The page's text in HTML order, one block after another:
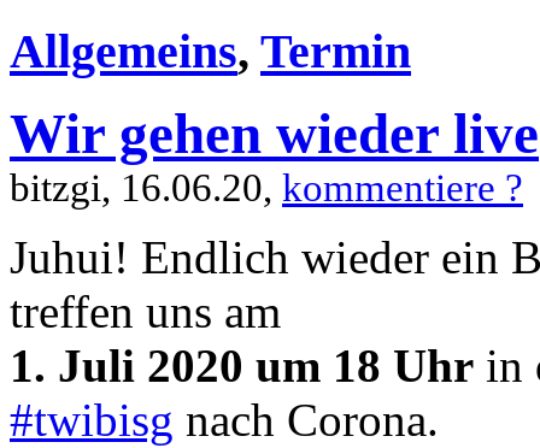
Allgemeins, Termin
Wir gehen wieder live
bitzgi, 16.06.20, kommentiere ?
Juhui! Endlich wieder ein
treffen uns am
1. Juli 2020 um 18 Uhr in
#twibisg nach Corona.